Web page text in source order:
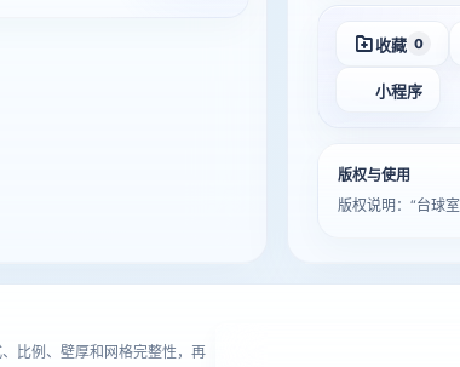
收藏 0
小程序
版权与使用
版权说明：“台球
比例、壁厚和网格完整性，再